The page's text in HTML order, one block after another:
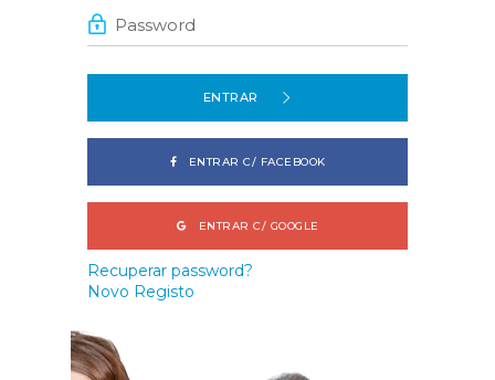
ENTRAR
ENTRAR C/ FACEBOOK
ENTRAR C/ GOOGLE
Recuperar password?
Novo Registo